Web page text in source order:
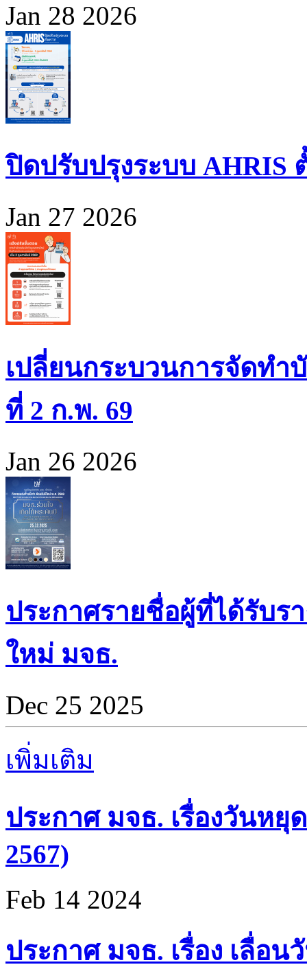
Jan 28 2026
ปิดปรับปรุงระบบ AHRIS
Jan 27 2026
เปลี่ยนกระบวนการจัดทำ
ที่ 2 ก.พ. 69
Jan 26 2026
ประกาศรายชื่อผู้ที่ได้รับ
ใหม่ มจธ.
Dec 25 2025
เพิ่มเติม
ประกาศ มจธ. เรื่องวันหยุ
2567)
Feb 14 2024
ประกาศ มจธ. เรื่อง เลื่อ